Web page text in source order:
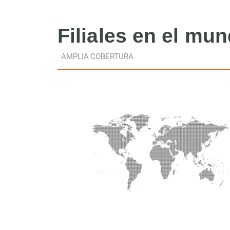
Filiales en el
AMPLIA COBERTURA